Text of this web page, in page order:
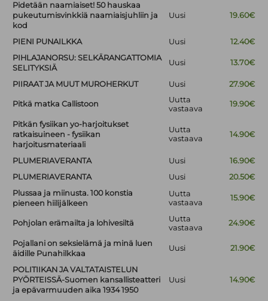
Pidetään naamiaiset! 50 hauskaa
pukeutumisvinkkiä naamiaisjuhliin ja
kod
Uusi 19.60€
PIENI PUNAILKKA Uusi
12.40€
PIHLAJANORSU: SELKÄRANGATTOMIA
SELITYKSIÄ
Uusi 13.70€
PIIRAAT JA MUUT MUROHERKUT Uusi 27.90€
Pitkä matka Callistoon
Uutta
vastaava
19.90€
Pitkän fysiikan yo-harjoitukset
ratkaisuineen - fysiikan
harjoitusmateriaali
Uutta
vastaava
14.90€
PLUMERIAVERANTA Uusi
16.90€
PLUMERIAVERANTA
Uusi
20.50€
Plussaa ja miinusta. 100 konstia
pieneen hiilijälkeen
Uutta
vastaava
15.90€
Pohjolan erämailta ja lohivesiltä
Uutta
vastaava
24.90€
Pojallani on seksielämä ja minä luen
äidille Punahilkkaa
Uusi 21.90€
POLITIIKAN JA VALTATAISTELUN
PYÖRTEISSÄ-Suomen kansallisteatteri
ja epävarmuuden aika 1934 1950
Uusi 14.90€